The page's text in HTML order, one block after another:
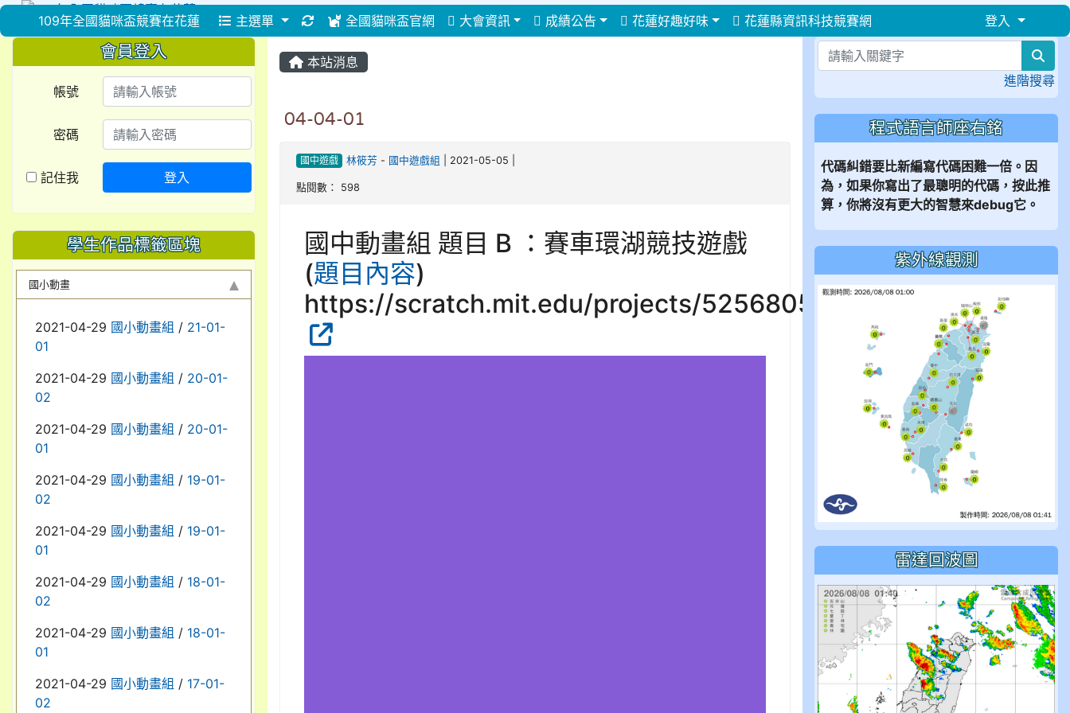
109年全國貓咪盃競賽在花蓮 主選單 重新取得佈景設定
全國貓咪盃官網 大會資訊 成績公告 花蓮好趣好味 花蓮縣資訊科技競賽網 登入
本站消息
04-04-01
國中遊戲 林筱芳 - 國中遊戲組 | 2021-05-05 |
點閱數： 598
國中動畫組 題目 B ：賽車環湖競技遊戲
(題目內容)
https://scratch.mit.edu/projects/525680596
會員登入
帳號
密碼
記住我 登入
學生作品標籤區塊
國小動畫
2021-04-29 國小動畫組 / 21-01-
01
2021-04-29 國小動畫組 / 20-01-
02
2021-04-29 國小動畫組 / 20-01-
01
2021-04-29 國小動畫組 / 19-01-
02
2021-04-29 國小動畫組 / 19-01-
01
2021-04-29 國小動畫組 / 18-01-
02
2021-04-29 國小動畫組 / 18-01-
01
2021-04-29 國小動畫組 / 17-01-
02
進階搜尋
程式語言師座右銘
代碼糾錯要比新編寫代碼困難一倍。因
為，如果你寫出了最聰明的代碼，按此推
算，你將沒有更大的智慧來debug它。
紫外線觀測
雷達回波圖